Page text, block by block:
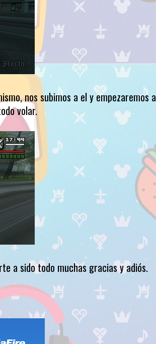
nos subimos a el y empezaremos a
volar.
a sido todo muchas gracias y adiós.